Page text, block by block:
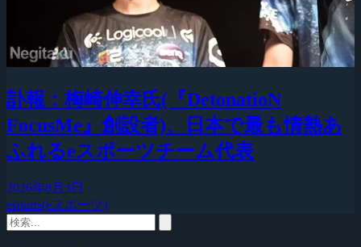
訃報：梅崎伸幸氏(『DetonatioN
FocusMe』創設者)、日本で最も情熱あ
ふれるeスポーツチーム代表
2026年8月3日
esports(eスポーツ)